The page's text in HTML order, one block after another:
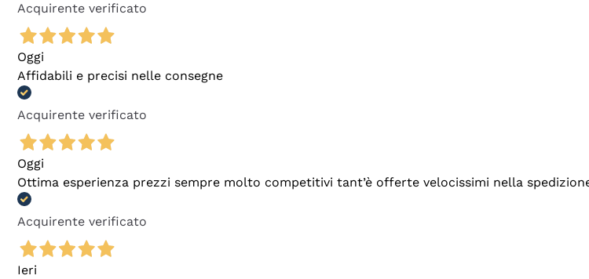
Acquirente verificato
Oggi
Affidabili e precisi nelle consegne
Acquirente verificato
Oggi
Ottima esperienza prezzi sempre molto competitivi tant’è offerte velocissimi nella
Acquirente verificato
Ieri